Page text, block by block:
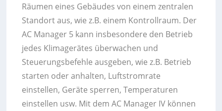
Räumen eines Gebäudes von einem zentralen
Standort aus, wie z.B. einem Kontrollraum. Der
AC Manager 5 kann insbesondere den Betrieb
jedes Klimagerätes überwachen und
Steuerungsbefehle ausgeben, wie z.B. Betrieb
starten oder anhalten, Luftstromrate
einstellen, Geräte sperren, Temperaturen
einstellen usw. Mit dem AC Manager IV können